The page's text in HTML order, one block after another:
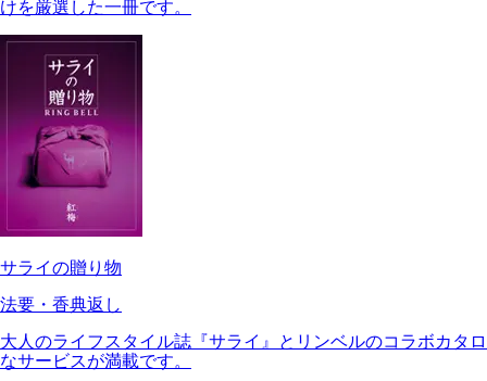
けを厳選した一冊です。
サライの贈り物
法要・香典返し
大人のライフスタイル誌『サライ』とリンベルのコラボカタ
なサービスが満載です。